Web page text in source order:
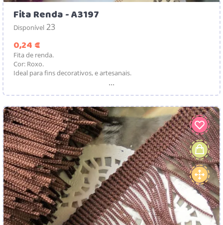
Fita Renda - A3197
Disponível 23
0,24 €
Fita de renda.
Cor: Roxo.
Ideal para fins decorativos, e artesanais.
...